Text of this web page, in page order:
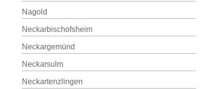
Nagold
Neckarbischofsheim
Neckargemünd
Neckarsulm
Neckartenzlingen